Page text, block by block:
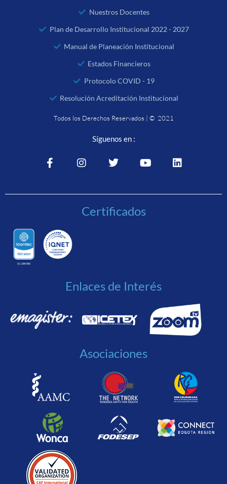
Nuestros Docentes
Plan de Desarrollo Institucional 2022 - 2027
Manual de Planeación Institucional
Estados Financieros
Protocolo COVID - 19
Resolución Acreditación Institucional
Todos los Derechos Reservados | © 2021
Síguenos en :
Certificados
Enlaces de Interés
Asociaciones